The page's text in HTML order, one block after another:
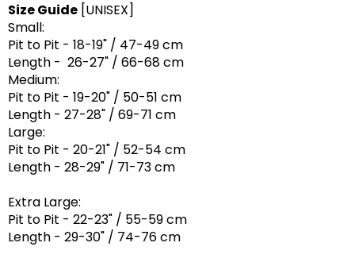
Size Guide [UNISEX]
Small:
Pit to Pit - 18-19" / 47-49 cm
Length - 26-27" / 66-68 cm
Medium:
Pit to Pit - 19-20" / 50-51 cm
Length - 27-28" / 69-71 cm
Large:
Pit to Pit - 20-21" / 52-54 cm
Length - 28-29" / 71-73 cm
Extra Large:
Pit to Pit - 22-23" / 55-59 cm
Length - 29-30" / 74-76 cm